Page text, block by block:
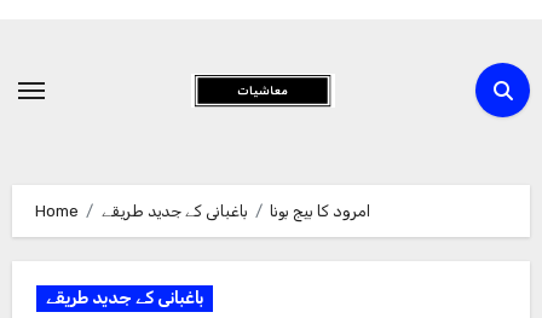
Content
Home باغبانی کے جدید طریقے امرود کا بیج بونا
باغبانی کے جدید طریقے